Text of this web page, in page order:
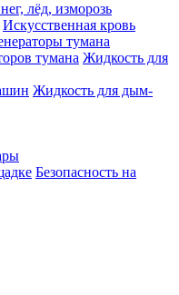
лёд, изморозь
Искусственная кровь
тумана
Жидкость для
Жидкость для дым-
Безопасность на